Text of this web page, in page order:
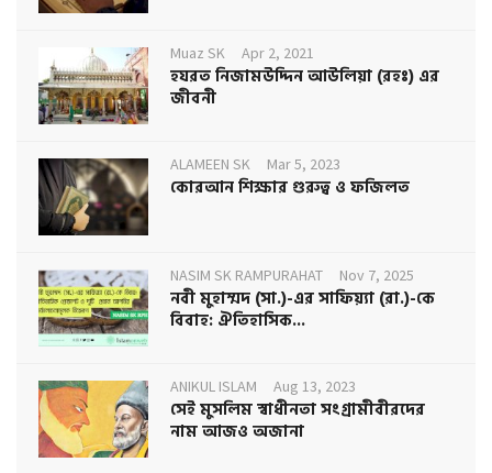
Muaz SK Apr 2, 2021
হযরত নিজামউদ্দিন আউলিয়া (রহঃ) এর
জীবনী
ALAMEEN SK Mar 5, 2023
কোরআন শিক্ষার গুরুত্ব ও ফজিলত
NASIM SK RAMPURAHAT Nov 7, 2025
নবী মুহাম্মদ (সা.)-এর সাফিয়্যা (রা.)-কে
বিবাহ: ঐতিহাসিক...
ANIKUL ISLAM Aug 13, 2023
সেই মুসলিম স্বাধীনতা সংগ্রামীবীরদের
নাম আজও অজানা